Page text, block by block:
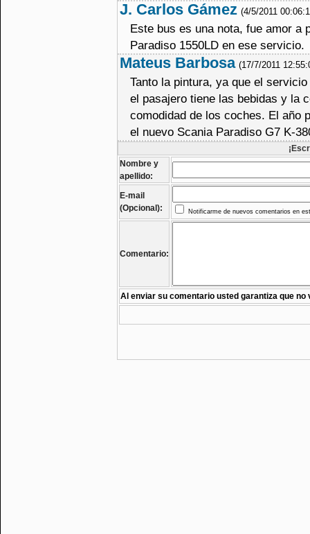
J. Carlos Gámez (4/5/2011
Este bus es una nota, fue amor a
Paradiso 1550LD en ese servicio.
Mateus Barbosa (17/7/2011
Tanto la pintura, ya que el
el pasajero tiene las bebidas y la
comodidad de los coches. El año
el nuevo Scania Paradiso G7 K-
Nombre y
apellido:
E-mail
(Opcional):
Notificarme de nuevos comentarios en
Comentario:
Al enviar su comentario usted garantiza que no